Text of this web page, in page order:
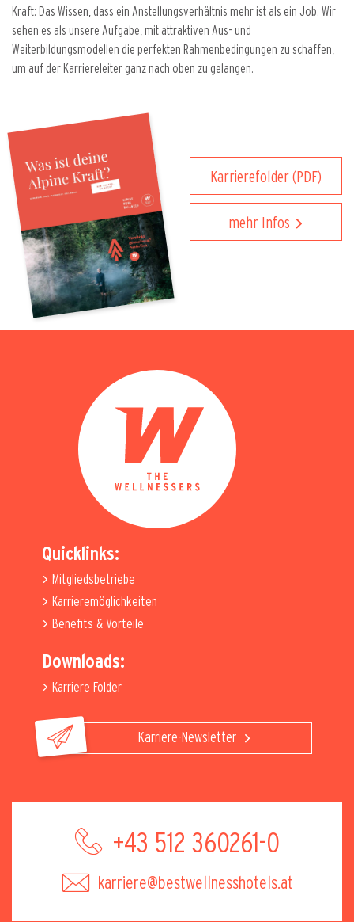
Kraft: Das Wissen, dass ein Anstellungsverhältnis mehr ist als ein Job. Wir
sehen es als unsere Aufgabe, mit attraktiven Aus- und
Weiterbildungsmodellen die perfekten Rahmenbedingungen zu schaffen,
um auf der Karriereleiter ganz nach oben zu gelangen.
Karrierefolder (PDF)
mehr Infos
Quicklinks:
Mitgliedsbetriebe
Karrieremöglichkeiten
Benefits & Vorteile
Downloads:
Karriere Folder
Karriere-Newsletter
+43 512 360261-0
karriere@bestwellnesshotels.at